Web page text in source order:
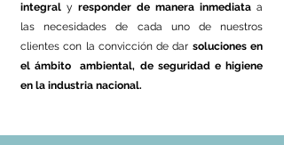
integral y responder de manera inmediata a
las necesidades de cada uno de nuestros
clientes con la convicción de dar soluciones en
el ámbito ambiental, de seguridad e higiene
en la industria nacional.